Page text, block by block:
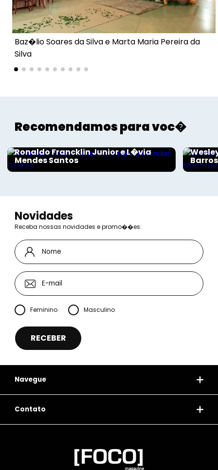
Voltar
Baz�lio Soares da Silva e Marta Maria Pereira da
Silva
Recomendamos para voc�
Ronaldo Francklin Junior e L�via
Mendes Santos
Novidades
Receba nossas novidades e promo��es:
Feminino Masculino
Navegue
Contato